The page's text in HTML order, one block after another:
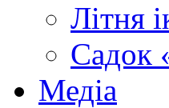
Літня
Садок
Медіа